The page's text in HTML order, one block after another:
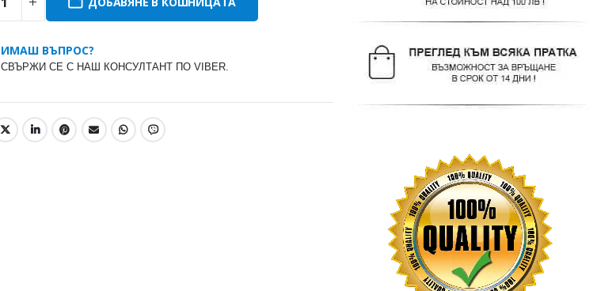
ИМАШ ВЪПРОС?
СВЪРЖИ СЕ С НАШ КОНСУЛТАНТ ПО VIBER.